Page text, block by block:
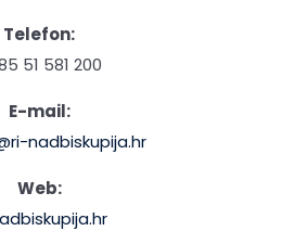
Telefon:
51 581 200
E-mail:
nadbiskupija.hr
Web: